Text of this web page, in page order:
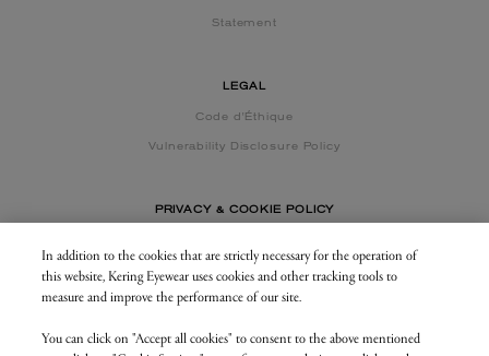
Statement
LEGAL
Code d'Éthique
Vulnerability Disclosure Policy
PRIVACY & COOKIE POLICY
CONTACT US
BUSINESS AREA
In addition to the cookies that are strictly necessary for the operation of
this website, Kering Eyewear uses cookies and other tracking tools to
measure and improve the performance of our site.
You can click on "Accept all cookies" to consent to the above mentioned